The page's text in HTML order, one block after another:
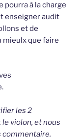
pourra à la charge
enseigner audit
et de
mieulx que faire
les 2
violon, et nous
commentaire.